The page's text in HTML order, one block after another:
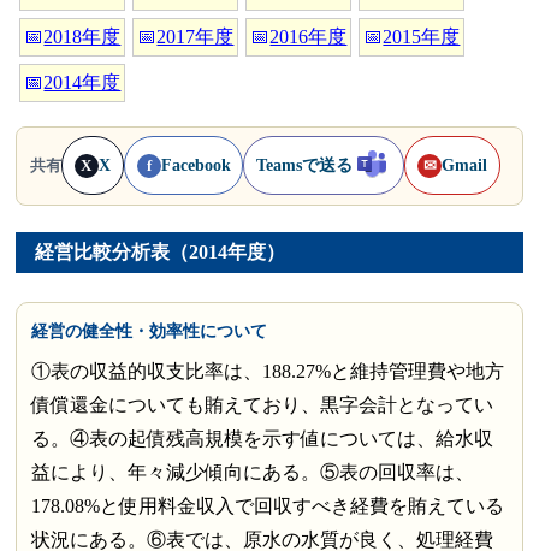
📅2018年度 📅2017年度 📅2016年度 📅2015年度
📅2014年度
共有 X X f Facebook Teamsで送る ✉ Gmail
経営比較分析表（2014年度）
経営の健全性・効率性について
①表の収益的収支比率は、188.27%と維持管理費や地方
債償還金についても賄えており、黒字会計となってい
る。④表の起債残高規模を示す値については、給水収
益により、年々減少傾向にある。⑤表の回収率は、
178.08%と使用料金収入で回収すべき経費を賄えている
状況にある。⑥表では、原水の水質が良く、処理経費